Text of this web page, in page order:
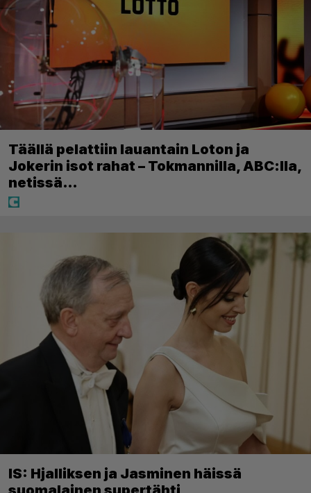
Täällä pelattiin lauantain Loton ja
Jokerin isot rahat – Tokmannilla, ABC:lla,
netissä…
IS: Hjalliksen ja Jasminen häissä